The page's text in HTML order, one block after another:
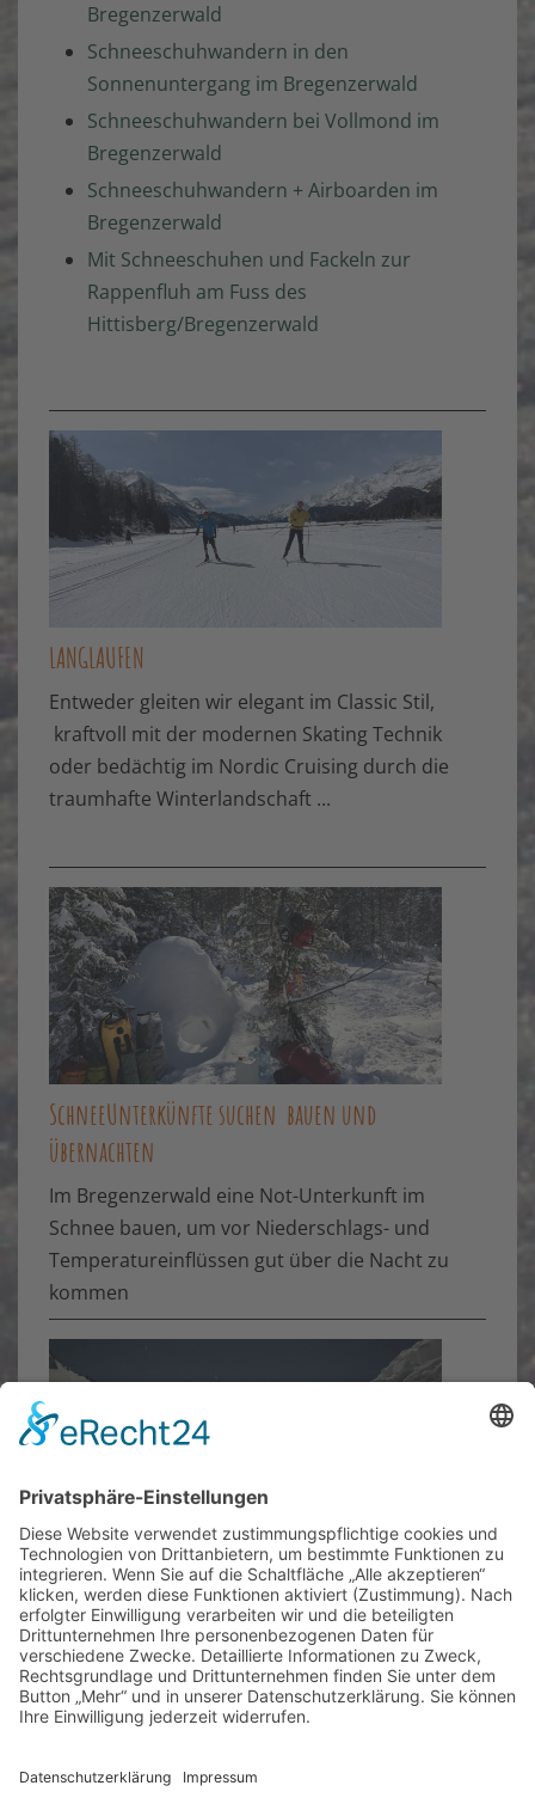
Bregenzerwald
Schneeschuhwandern in den
Sonnenuntergang im Bregenzerwald
Schneeschuhwandern bei Vollmond im
Bregenzerwald
Schneeschuhwandern + Airboarden im
Bregenzerwald
Mit Schneeschuhen und Fackeln zur
Rappenfluh am Fuss des
Hittisberg/Bregenzerwald
LANGLAUFEN
Entweder gleiten wir elegant im Classic Stil,
kraftvoll mit der modernen Skating Technik
oder bedächtig im Nordic Cruising durch die
traumhafte Winterlandschaft ...
SchneeUnterkünfte suchen bauen und
übernachten
Im Bregenzerwald eine Not-Unterkunft im
Schnee bauen, um vor Niederschlags- und
Temperatureinflüssen gut über die Nacht zu
kommen
IGLU-ABENTEUER
Mit Sägen und Schaufeln ausgerüstet versuchen
wir, es den Inuits gleich zutun und uns ein
winterfeste Unterkunft zu bauen. Die
Abenteurer können dann die Nacht im Iglu